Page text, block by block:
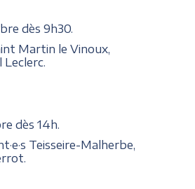
dès 9h30.
Martin le Vinoux,
dès 14h.
Teisseire-Malherbe,